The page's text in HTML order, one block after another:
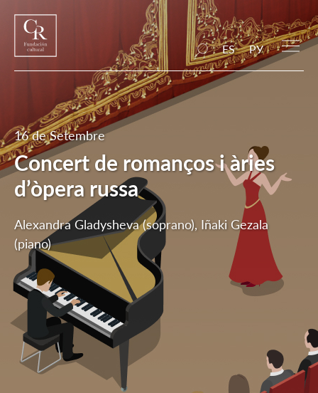
ES РУ
16 de Setembre
Concert de romanços i àries
d’òpera russa
Alexandra Gladysheva (soprano), Iñaki Gezala
(piano)